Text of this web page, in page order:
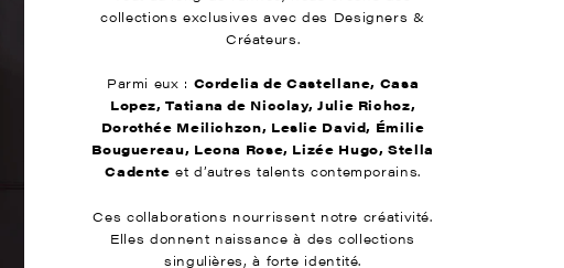
collections exclusives avec des Designers &
Créateurs.
Parmi eux : Cordelia de Castellane, Casa
Lopez, Tatiana de Nicolay, Julie Richoz,
Dorothée Meilichzon, Leslie David, Émilie
Bouguereau, Leona Rose, Lizée Hugo, Stella
Cadente et d’autres talents contemporains.
Ces collaborations nourrissent notre créativité.
Elles donnent naissance à des collections
singulières, à forte identité.